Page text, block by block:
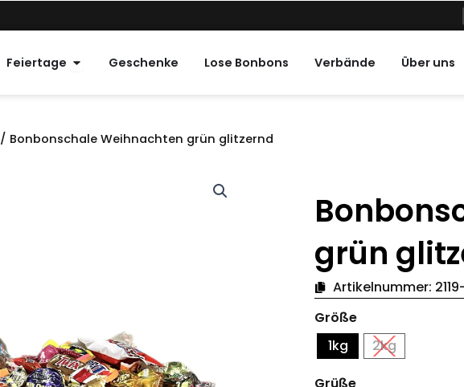
Feiertage Offene Feiertage
Geschenke Lose Bonbons Verbände Über uns
/ Bonbonschale Weihnachten grün glitzernd
grün
Artikelnummer:
Größe
1kg
2kg
Grüße
Weihnachten
grün
Glitter